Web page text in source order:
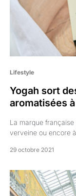
Lifestyle
Yogah sort
aromatisées
La marque
verveine ou encore
29 octobre 2021